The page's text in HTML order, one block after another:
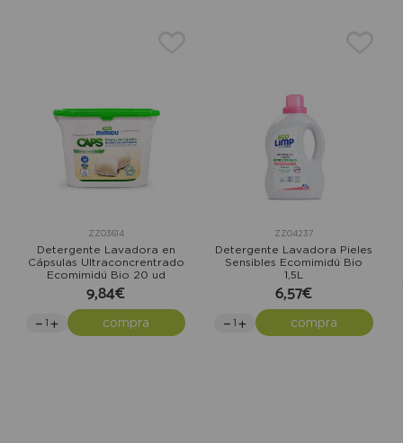
ZZ03614
Detergente Lavadora en
Cápsulas Ultraconcrentrado
Ecomimidú Bio 20 ud
9,84€
compra
ZZ04237
Detergente Lavadora Pieles
Sensibles Ecomimidú Bio
1,5L
6,57€
compra